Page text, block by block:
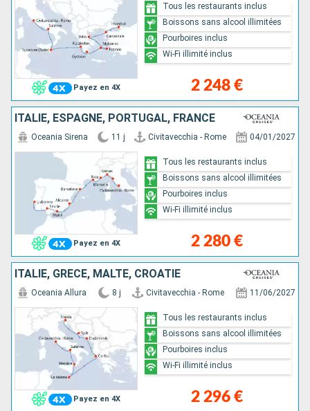
Payez en 4X 2 248 €
Tous les restaurants inclus
Boissons sans alcool illimitées
Pourboires inclus
Wi-Fi illimité inclus
ITALIE, ESPAGNE, PORTUGAL, FRANCE
Payez en 4X
Oceania Sirena 11 j Civitavecchia - Rome 04/01/2027
2 280 €
Tous les restaurants inclus
Boissons sans alcool illimitées
Pourboires inclus
Wi-Fi illimité inclus
ITALIE, GRÈCE, MALTE, CROATIE
Payez en 4X
Oceania Allura 8 j Civitavecchia - Rome 11/06/2027
2 296 €
Tous les restaurants inclus
Boissons sans alcool illimitées
Pourboires inclus
Wi-Fi illimité inclus